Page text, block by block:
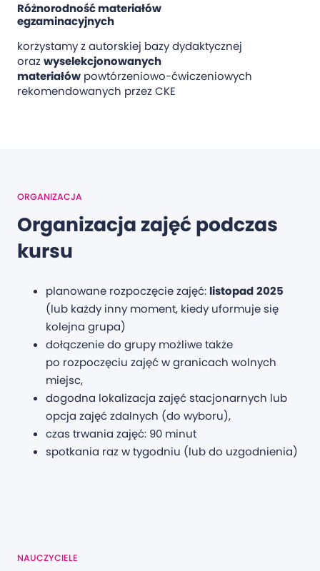
Różnorodność materiałów
egzaminacyjnych
korzystamy z autorskiej bazy dydaktycznej
orazwyselekcjonowanych
materiałów powtórzeniowo-ćwiczeniowych
rekomendowanych przez CKE
ORGANIZACJA
Organizacja zajęć podczas
kursu
planowane rozpoczęcie zajęć: listopad2025
(lub każdy inny moment, kiedy uformuje się
kolejna grupa)
dołączenie do grupy możliwe także
po rozpoczęciu zajęć w granicach wolnych
miejsc,
dogodna lokalizacja zajęć stacjonarnych lub
opcja zajęć zdalnych (do wyboru),
czas trwania zajęć: 90 minut
spotkania raz w tygodniu (lub do uzgodnienia)
NAUCZYCIELE